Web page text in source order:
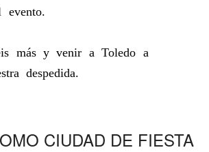
evento.
más y venir a Toledo a
despedida.
CIUDAD DE FIESTA